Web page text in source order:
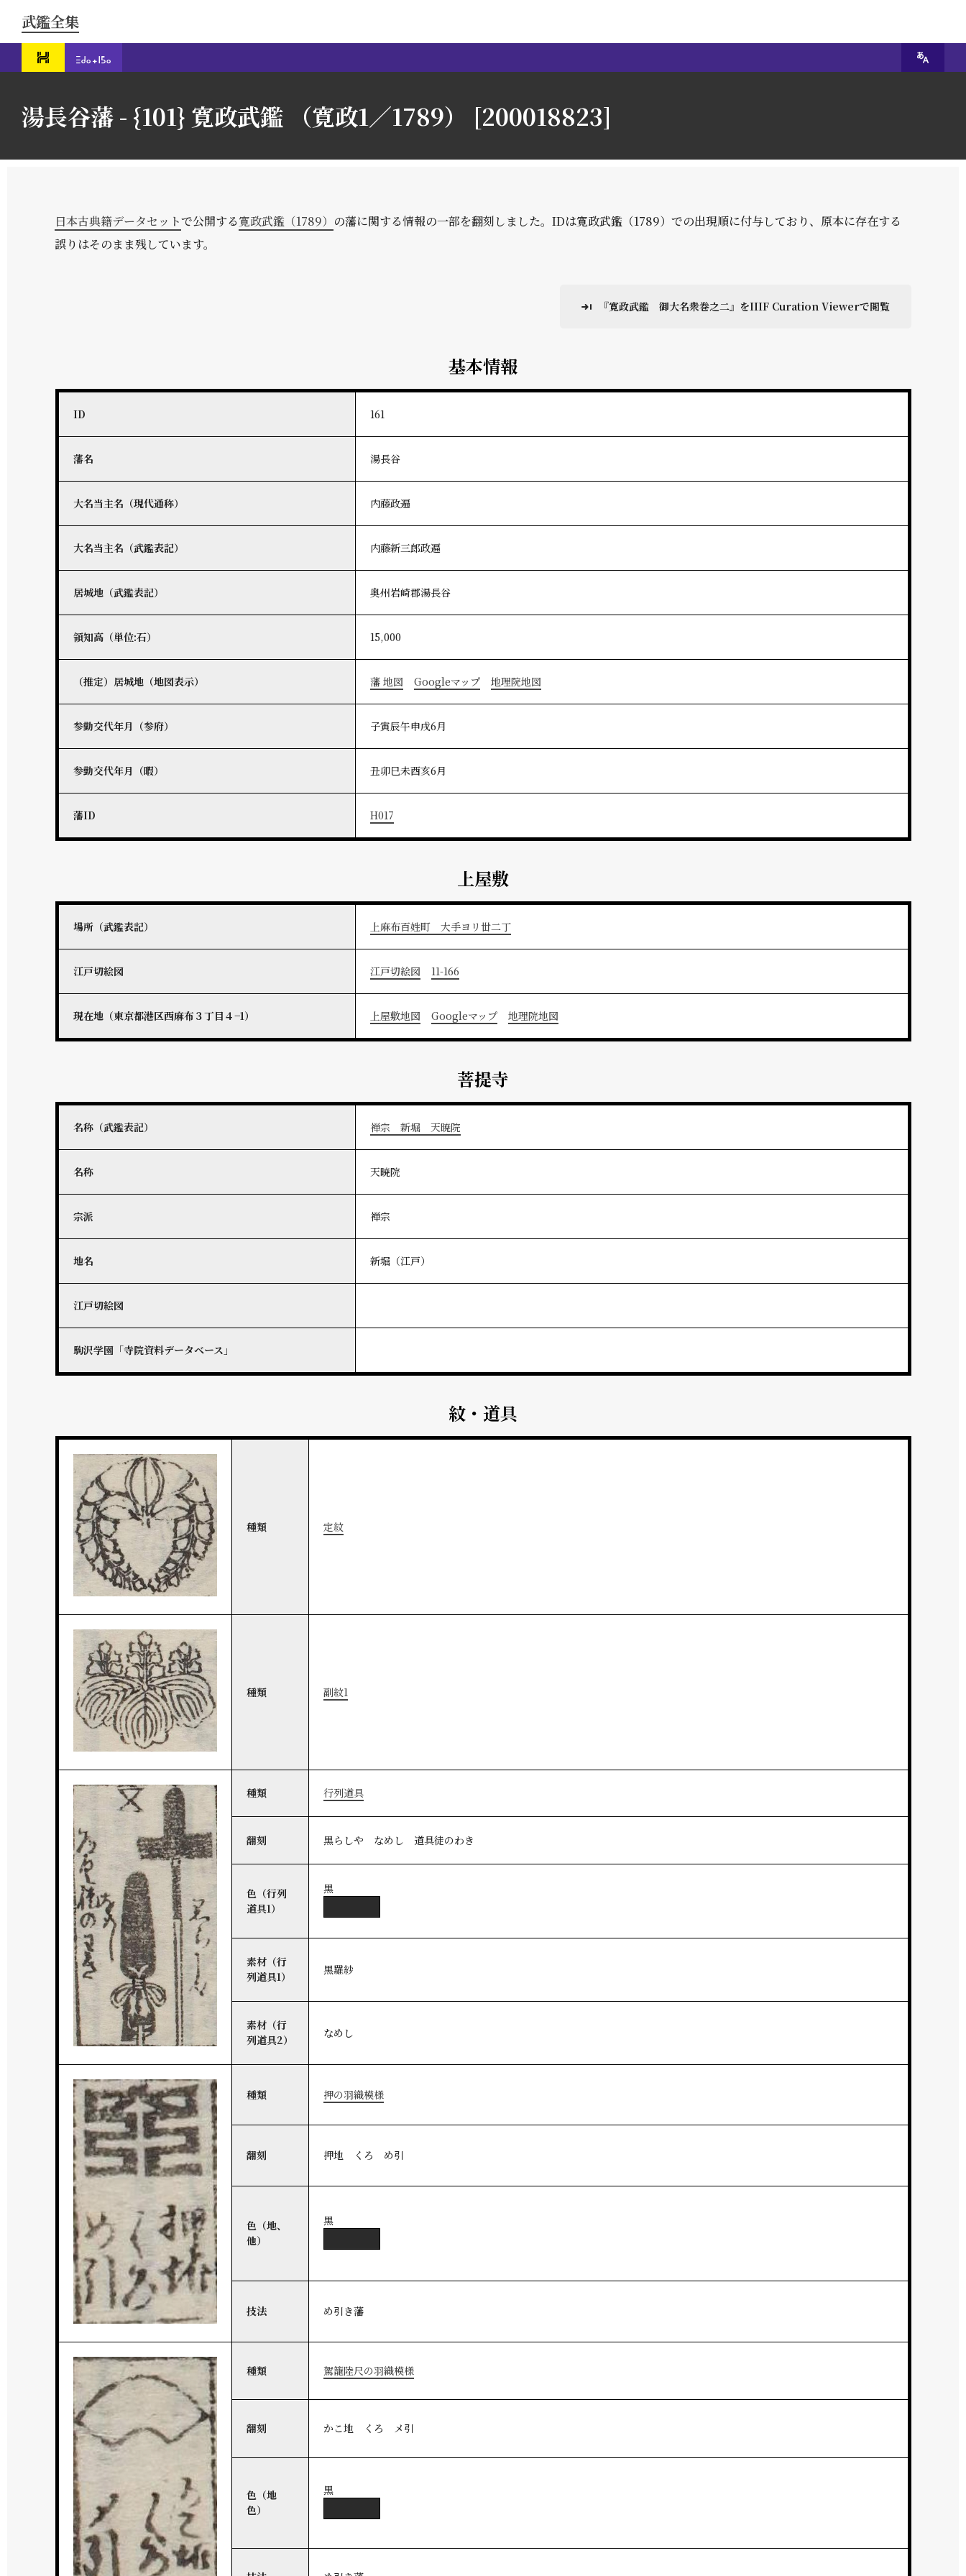
武鑑全集
湯長谷藩 - {101} 寛政武鑑 （寛政1／1789） [200018823]
日本古典籍データセットで公開する寛政武鑑（1789） の藩に関する情報の一部を翻刻しました。IDは寛政武鑑（1789）での出現順に付与しており、原本に存在する
誤りはそのまま残しています。
『寛政武鑑 御大名衆巻之二』をIIIF Curation Viewerで閲覧
基本情報
ID 161
藩名 湯長谷
大名当主名（現代通称） 内藤政遍
大名当主名（武鑑表記） 内藤新三郎政遍
居城地（武鑑表記） 奥州岩崎郡湯長谷
領知高（単位:石） 15,000
（推定）居城地（地図表示） 藩 地図 Googleマップ 地理院地図
参勤交代年月（参府） 子寅辰午申戌6月
参勤交代年月（暇） 丑卯巳未酉亥6月
藩ID H017
上屋敷
場所（武鑑表記） 上麻布百姓町 大手ヨリ丗二丁
江戸切絵図 江戸切絵図 11-166
現在地（東京都港区西麻布３丁目４−1） 上屋敷地図 Googleマップ 地理院地図
菩提寺
名称（武鑑表記） 禅宗 新堀 天暁院
名称 天暁院
宗派 禅宗
地名 新堀（江戸）
江戸切絵図
駒沢学園「寺院資料データベース」
紋・道具
種類 定紋
種類 副紋1
種類 行列道具
翻刻 黒らしや なめし 道具徒のわき
色（行列
道具1）
黒
素材（行
列道具1）
黒羅紗
素材（行
列道具2）
なめし
種類 押の羽織模様
翻刻 押地 くろ め引
色（地、
他）
黒
技法 め引き藩
種類 駕籠陸尺の羽織模様
翻刻 かこ地 くろ メ引
色（地
色）
黒